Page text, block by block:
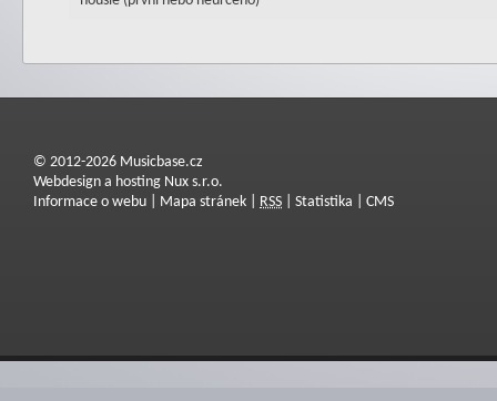
© 2012-2026 Musicbase.cz
Webdesign a hosting Nux s.r.o.
Informace o webu
Mapa stránek RSS Statistika CMS